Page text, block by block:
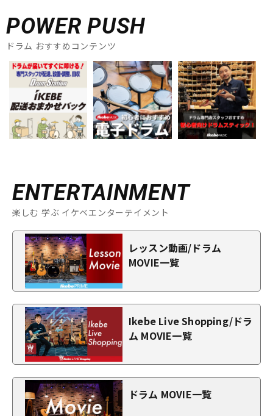
POWER PUSH
ドラム おすすめコンテンツ
ENTERTAINMENT
楽しむ 学ぶ イケベエンターテイメント
レッスン動画/ドラム
MOVIE一覧
Ikebe Live Shopping/ドラ
ム MOVIE一覧
ドラム MOVIE一覧